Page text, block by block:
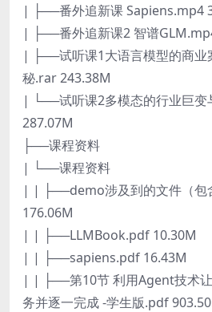
| ├──番外追新课 Sapiens.mp4
| ├──番外追新课2 智谱
| ├──试听课1大语言模型的商业
秘.rar 243.38M
| └──试听课2多模态的行业巨变
287.07M
├──课程资料
| └──课程资料
| | ├──demo涉及到的文件（包
176.06M
| | ├──LLMBook.pdf 10.30M
| | ├──sapiens.pdf 16.43M
| | ├──第10节 利用Agent技术
务并逐一完成 -学生版.pdf